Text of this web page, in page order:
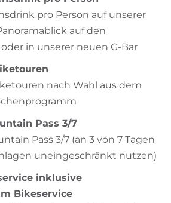
pro Person auf unserer
auf den
in unserer neuen G-Bar
nach Wahl aus dem
Pass 3/7
Pass 3/7 (an 3 von 7 Tagen
uneingeschränkt nutzen)
inklusive
Bikeservice